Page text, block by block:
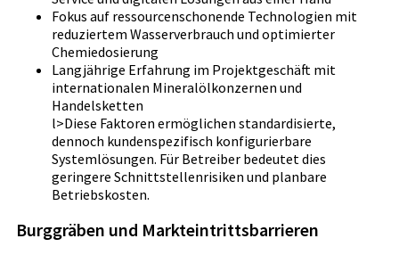
Fokus auf ressourcenschonende Technologien mit
reduziertem Wasserverbrauch und optimierter
Chemiedosierung
Langjährige Erfahrung im Projektgeschäft mit
internationalen Mineralölkonzernen und
Handelsketten
l>Diese Faktoren ermöglichen standardisierte,
dennoch kundenspezifisch konfigurierbare
Systemlösungen. Für Betreiber bedeutet dies
geringere Schnittstellenrisiken und planbare
Betriebskosten.
Burggräben und Markteintrittsbarrieren